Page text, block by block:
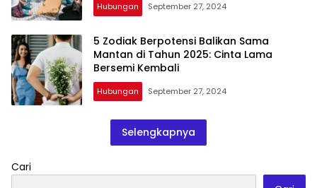
Hubungan September 27, 2024
5 Zodiak Berpotensi Balikan Sama
Mantan di Tahun 2025: Cinta Lama
Bersemi Kembali
Hubungan September 27, 2024
Selengkapnya
Cari